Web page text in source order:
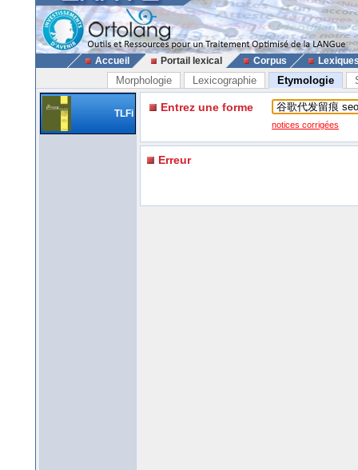
Accueil Portail lexical Corpus
Morphologie Lexicographie Etymologie
TLFi Entrez une forme
notices corrigées
Erreur